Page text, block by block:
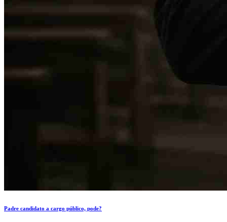
Padre candidato a cargo público, pode?